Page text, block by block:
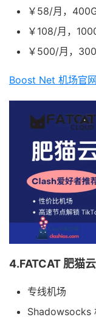
￥58/月，
￥108/月，
￥500/月，
Boost Net 机场官网
4.FATCAT 肥猫云
专线机场
Shadowsocks